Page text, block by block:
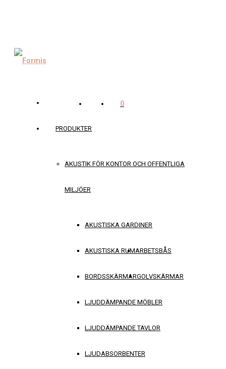
PRODUKTER
AKUSTIK FÖR KONTOR OCH OFFENTLIGA
MILJÖER
AKUSTISKA GARDINER
AKUSTISKA RUMARBETSBÅS
BORDSSKÄRMARGOLVSKÄRMAR
LJUDDÄMPANDE MÖBLER
LJUDDÄMPANDE TAVLOR
LJUDABSORBENTER
0